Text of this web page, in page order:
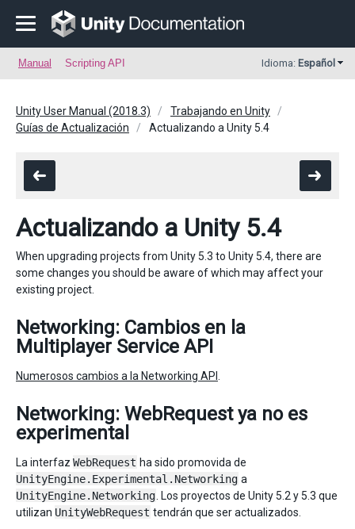
Manual Scripting API Idioma: Español
Unity User Manual (2018.3)
Trabajando en Unity
Guías de Actualización
Actualizando a Unity 5.4
Actualizando a Unity 5.4
When upgrading projects from Unity 5.3 to Unity 5.4, there are
some changes you should be aware of which may affect your
existing project.
Networking: Cambios en la
Multiplayer Service API
Numerosos cambios a la Networking API
Networking: WebRequest ya no es
experimental
La interfaz WebRequest ha sido promovida de
UnityEngine.Experimental.Networking a
UnityEngine.Networking . Los proyectos de Unity 5.2 y 5.3 que
utilizan UnityWebRequest tendrán que ser actualizados.